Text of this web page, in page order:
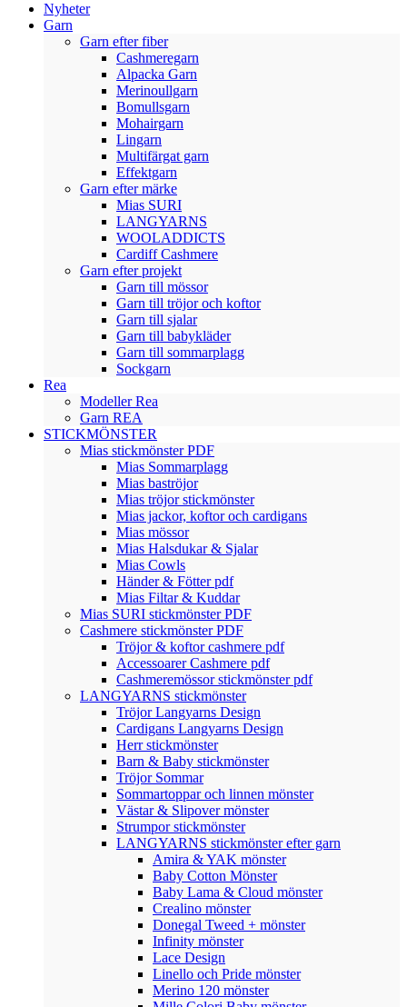
Nyheter
Garn
Garn efter fiber
Cashmeregarn
Alpacka Garn
Merinoullgarn
Bomullsgarn
Mohairgarn
Lingarn
Multifärgat garn
Effektgarn
Garn efter märke
Mias SURI
LANGYARNS
WOOLADDICTS
Cardiff Cashmere
Garn efter projekt
Garn till mössor
Garn till tröjor och koftor
Garn till sjalar
Garn till babykläder
Garn till sommarplagg
Sockgarn
Rea
Modeller Rea
Garn REA
STICKMÖNSTER
Mias stickmönster PDF
Mias Sommarplagg
Mias baströjor
Mias tröjor stickmönster
Mias jackor, koftor och cardigans
Mias mössor
Mias Halsdukar & Sjalar
Mias Cowls
Händer & Fötter pdf
Mias Filtar & Kuddar
Mias SURI stickmönster PDF
Cashmere stickmönster PDF
Tröjor & koftor cashmere pdf
Accessoarer Cashmere pdf
Cashmeremössor stickmönster pdf
LANGYARNS stickmönster
Tröjor Langyarns Design
Cardigans Langyarns Design
Herr stickmönster
Barn & Baby stickmönster
Tröjor Sommar
Sommartoppar och linnen mönster
Västar & Slipover mönster
Strumpor stickmönster
LANGYARNS stickmönster efter garn
Amira & YAK mönster
Baby Cotton Mönster
Baby Lama & Cloud mönster
Crealino mönster
Donegal Tweed + mönster
Infinity mönster
Lace Design
Linello och Pride mönster
Merino 120 mönster